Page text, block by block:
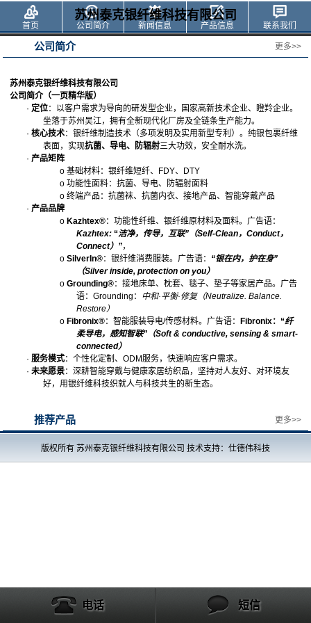
苏州泰克银纤维科技有限公司
首页 公司简介 新闻信息 产品信息 联系我们
更多>>
公司简介
苏州泰克银纤维科技有限公司
公司简介（一页精华版）
·定位：以客户需求为导向的研发型企业，国家高新技术企业、瞪羚企业。
坐落于苏州吴江，拥有全新现代化厂房及全链条生产能力。
·核心技术：银纤维制造技术（多项发明及实用新型专利）。纯银包裹纤维
表面，实现抗菌、导电、防辐射三大功效，安全耐水洗。
·产品矩阵
o基础材料：银纤维短纤、 FDY、
DTY
o功能性面料：抗菌、导电、防辐射面料
o终端产品：抗菌袜、抗菌内衣、接地产品、智能穿戴产品
·产品品牌
o Kazhtex®：功能性纤维、银纤维原材料及面料。广告语：
Kazhtex:“洁净，传导，互联”（Self-Clean，Conduct，
Connect）”，
oSilverIn®：银纤维消费服装。广告语： “银在内，护在身”
（Silver inside, protection on you）
oGrounding®：接地床单、枕套、毯子、垫子等家居产品。广告
语：Grounding ： 中和·平衡·修复（Neutralize. Balance.
Restore）
o Fibronix®：智能服装导电/传感材料。广告语： Fibronix：“纤
柔导电，感知智联” （Soft & conductive, sensing & smart-
connected）
·服务模式：个性化定制、ODM服务，快速响应客户需求。
·未来愿景：深耕智能穿戴与健康家居纺织品，坚持对人友好、对环境友
好，用银纤维科技织就人与科技共生的新生态。
推荐产品 更多>>
版权所有 苏州泰克银纤维科技有限公司 技术支持：仕德伟科技
电话 短信